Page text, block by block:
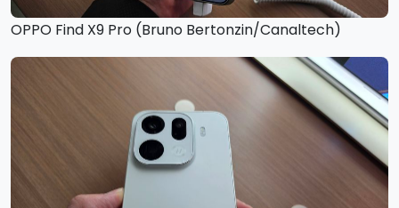
OPPO Find X9 Pro (Bruno Bertonzin/Canaltech)